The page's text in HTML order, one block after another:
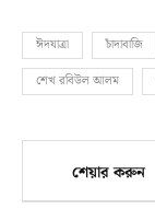
ঈদযাত্রা চাঁদাবাজি
শেখ রবিউল আলম
শেয়ার করুন